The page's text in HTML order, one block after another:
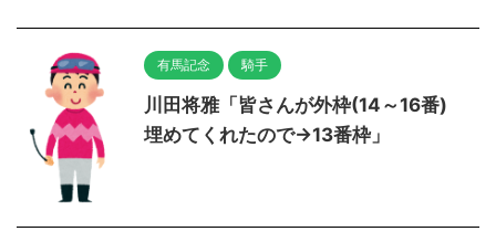
有馬記念 騎手
川田将雅「皆さんが外枠(14～16番)
埋めてくれたので→13番枠」